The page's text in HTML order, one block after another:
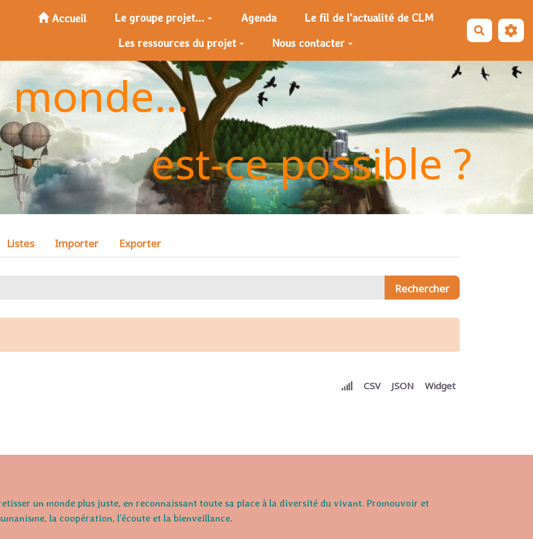
Accueil Le groupe projet... Agenda
Le fil de l'actualité de CLM
Les ressources du projet
Nous contacter
monde...
est-ce possible ?
Listes Importer Exporter
CSV JSON Widget
un monde plus juste, en reconnaissant toute sa place à la diversité du vivant. Promouvoir et
la coopération, l’écoute et la bienveillance.